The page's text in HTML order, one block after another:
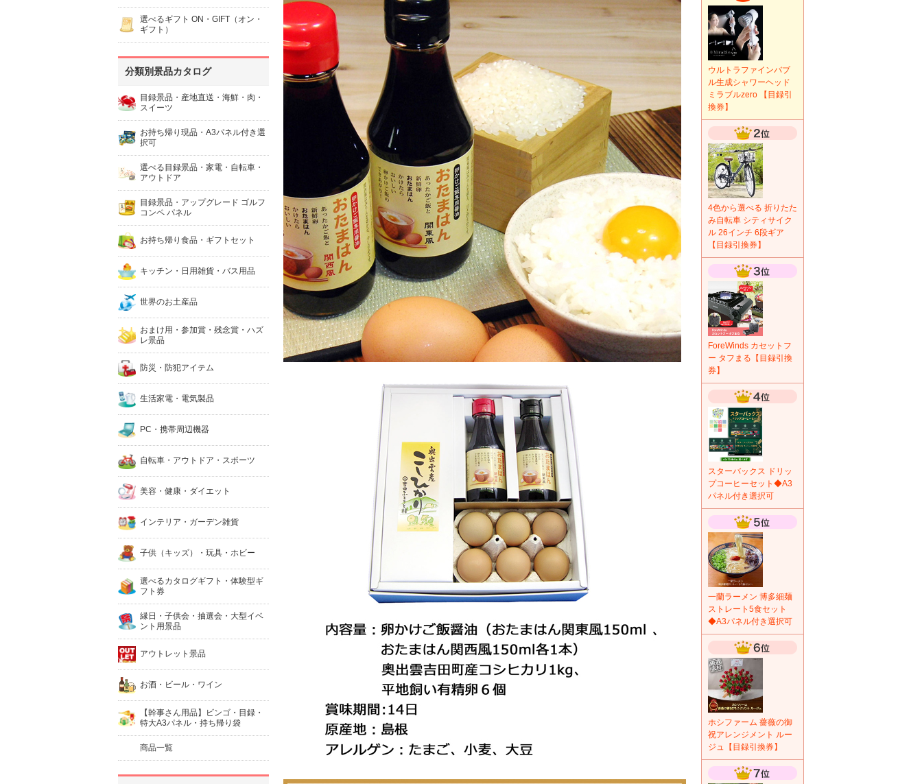
選べるギフト ON・GIFT（オン・
ギフト）
分類別景品カタログ
目録景品・産地直送・海鮮・肉・
スイーツ
お持ち帰り現品・A3パネル付き選
択可
選べる目録景品・家電・自転車・
アウトドア
目録景品・アップグレード ゴルフ
コンペ パネル
お持ち帰り食品・ギフトセット
キッチン・日用雑貨・バス用品
世界のお土産品
おまけ用・参加賞・残念賞・ハズ
レ景品
防災・防犯アイテム
生活家電・電気製品
PC・携帯周辺機器
自転車・アウトドア・スポーツ
美容・健康・ダイエット
インテリア・ガーデン雑貨
子供（キッズ）・玩具・ホビー
選べるカタログギフト・体験型ギ
フト券
縁日・子供会・抽選会・大型イベ
ント用景品
アウトレット景品
お酒・ビール・ワイン
【幹事さん用品】ビンゴ・目録・
特大A3パネル・持ち帰り袋
商品一覧
ウルトラファインバブ
ル生成シャワーヘッド
ミラブルzero 【目録引
換券】
4色から選べる 折りたた
み自転車 シティサイク
ル 26インチ 6段ギア
【目録引換券】
ForeWinds カセットフ
ー タフまる【目録引換
券】
スターバックス ドリッ
プコーヒーセット◆A3
パネル付き選択可
一蘭ラーメン 博多細麺
ストレート5食セット
◆A3パネル付き選択可
ホシファーム 薔薇の御
祝アレンジメント ルー
ジュ【目録引換券】